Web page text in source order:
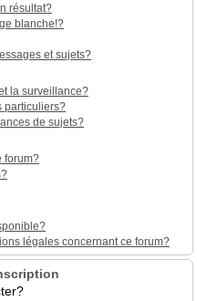
résultat?
blanche!?
et sujets?
la surveillance?
particuliers?
de sujets?
forum?
légales concernant ce forum?